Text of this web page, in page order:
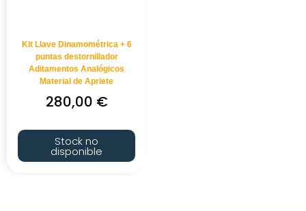
Kit Llave Dinamométrica + 6
puntas destornillador
Aditamentos Analógicos
Material de Apriete
280,00 €
Stock no
disponible